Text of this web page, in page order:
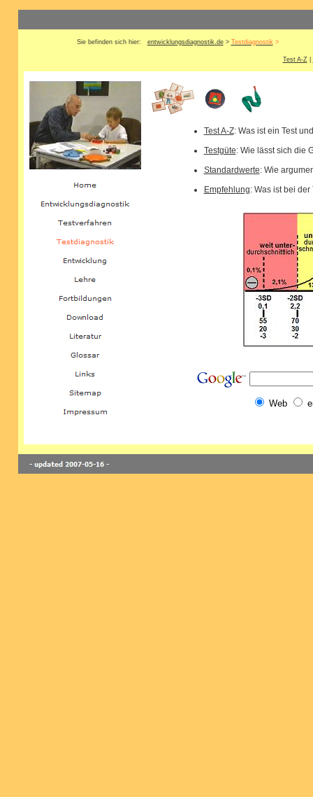
Sie befinden sich hier: entwicklungsdiagnostik.de> Testdiagnostik>
Test A-Z|
Test A-Z: Was ist ein Test
Testgüte: Wie lässt sich die
Standardwerte: Wie
Empfehlung: Was ist bei
Web